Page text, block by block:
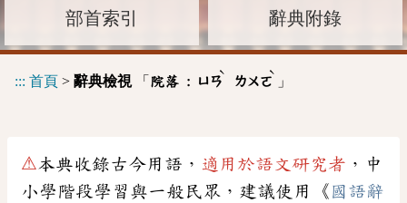
部首索引 辭典附錄
::: 首頁 > 辭典檢視「 院落 : ㄩㄢ
ˋ
ㄌㄨㄛ
ˋ
」
⚠本典收錄古今用語， 適用於語文研究者 ，中
小學階段學習與一般民眾，建議使用《 國語辭